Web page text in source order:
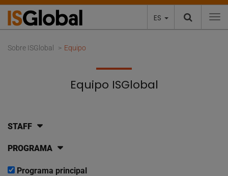
ES
Sobre ISGlobal Equipo
Equipo ISGlobal
STAFF
PROGRAMA
Programa principal